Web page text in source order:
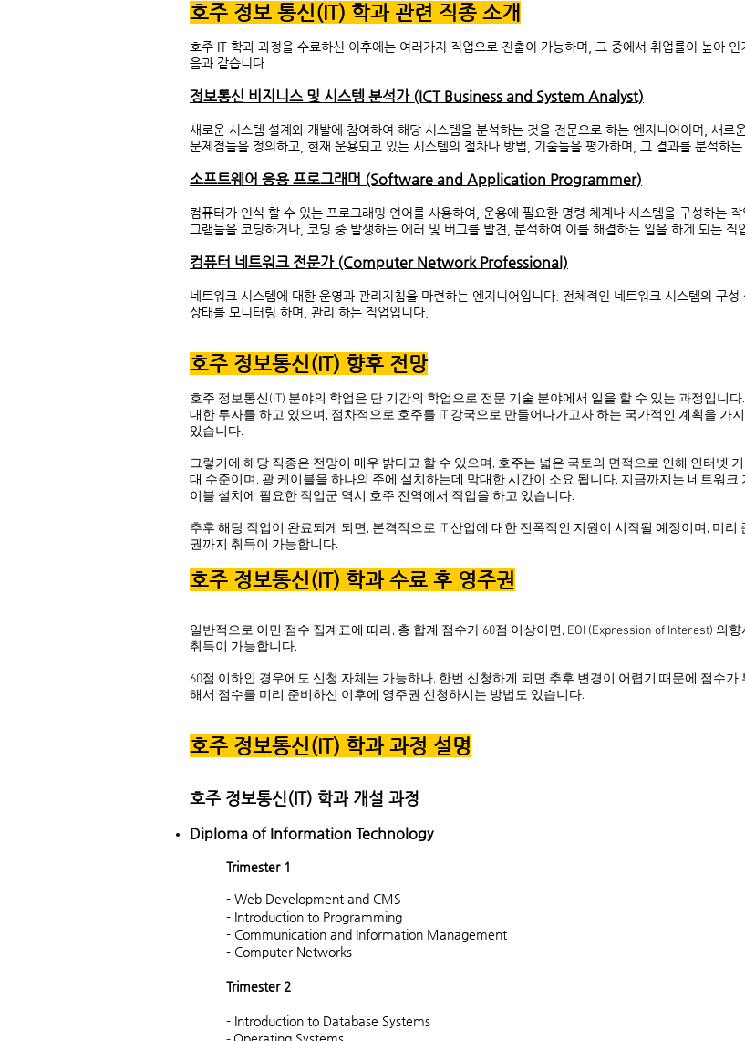
호주 정보 통신(IT) 학과 관련 직종 소개
호주 IT 학과 과정을 수료하신 이후에는 여러가지 직업으로 진출이 가능하며, 그 중에서 취업률이 높아
음과 같습니다.
정보통신 비지니스 및 시스템 분석가 (ICT Business and System Analyst)
새로운 시스템 설계와 개발에 참여하여 해당 시스템을 분석하는 것을 전문으로 하는 엔지니어이며, 새로
문제점들을 정의하고, 현재 운용되고 있는 시스템의 절차나 방법, 기술들을 평가하며, 그 결과를 분석하는
소프트웨어 응용 프로그래머 (Software and Application Programmer)
컴퓨터가 인식 할 수 있는 프로그래밍 언어를 사용하여, 운용에 필요한 명령 체계나 시스템을 구성하는
그램들을 코딩하거나, 코딩 중 발생하는 에러 및 버그를 발견, 분석하여 이를 해결하는 일을 하게 되는 직
컴퓨터 네트워크 전문가 (Computer Network Professional)
네트워크 시스템에 대한 운영과 관리지침을 마련하는 엔지니어입니다. 전체적인 네트워크 시스템의 구
상태를 모니터링 하며, 관리 하는 직업입니다.
호주 정보통신(IT) 향후 전망
호주 정보통신(IT) 분야의 학업은 단 기간의 학업으로 전문 기술 분야에서 일을 할 수 있는 과정입니
대한 투자를 하고 있으며, 점차적으로 호주를 IT 강국으로 만들어나가고자 하는 국가적인 계획을 가
있습니다.
그렇기에 해당 직종은 전망이 매우 밝다고 할 수 있으며, 호주는 넓은 국토의 면적으로 인해 인터넷
대 수준이며, 광 케이블을 하나의 주에 설치하는데 막대한 시간이 소요 됩니다. 지금까지는 네트워크
이블 설치에 필요한 직업군 역시 호주 전역에서 작업을 하고 있습니다.
추후 해당 작업이 완료되게 되면, 본격적으로 IT 산업에 대한 전폭적인 지원이 시작될 예정이며, 미
권까지 취득이 가능합니다.
호주 정보통신(IT) 학과 수료 후 영주권
일반적으로 이민 점수 집계표에 따라, 총 합계 점수가 60점 이상이면, EOI (Expression of Interest) 의
취득이 가능합니다.
60점 이하인 경우에도 신청 자체는 가능하나, 한번 신청하게 되면 추후 변경이 어렵기 때문에 점수
해서 점수를 미리 준비하신 이후에 영주권 신청하시는 방법도 있습니다.
호주 정보통신(IT) 학과 과정 설명
호주 정보통신(IT) 학과 개설 과정
Diploma of Information Technology
Trimester 1
- Web Development and CMS
- Introduction to Programming
- Communication and Information Management
- Computer Networks
Trimester 2
- Introduction to Database Systems